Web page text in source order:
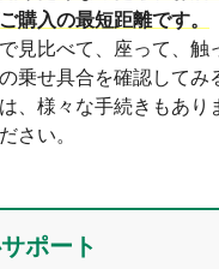
購入の最短距離です。
見比べて、座って、触
乗せ具合を確認してみ
、様々な手続きもあり
さい。
ポート